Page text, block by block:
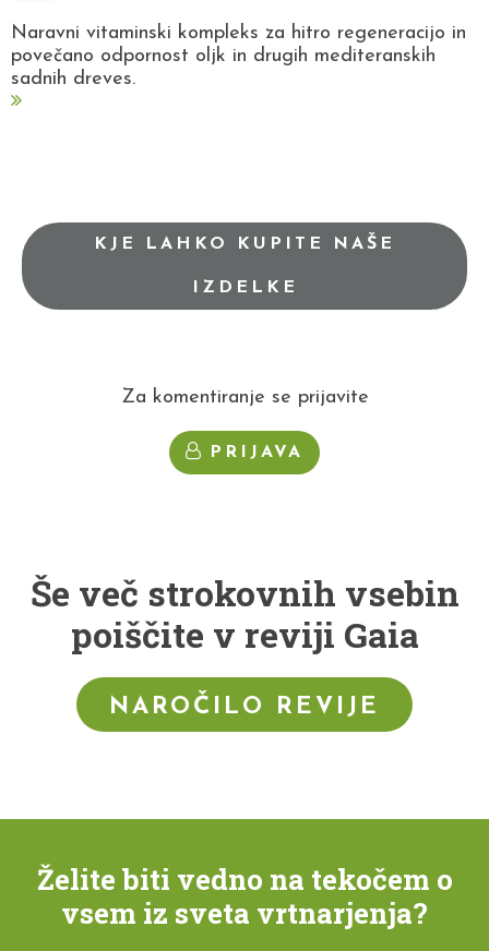
Naravni vitaminski kompleks za hitro regeneracijo in
povečano odpornost oljk in drugih mediteranskih
sadnih dreves.
KJE LAHKO KUPITE NAŠE
IZDELKE
Za komentiranje se prijavite
PRIJAVA
Še več strokovnih vsebin
poiščite v reviji Gaia
NAROČILO REVIJE
Želite biti vedno na tekočem o
vsem iz sveta vrtnarjenja?